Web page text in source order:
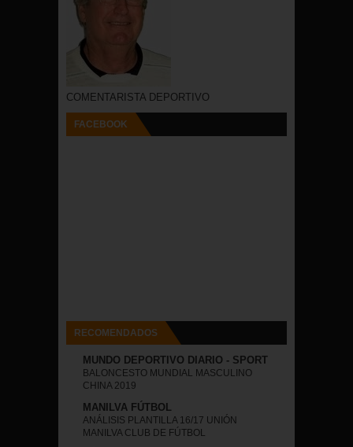
COMENTARISTA DEPORTIVO
FACEBOOK
RECOMENDADOS
MUNDO DEPORTIVO DIARIO - SPORT
BALONCESTO MUNDIAL MASCULINO
CHINA 2019
MANILVA FÚTBOL
ANÁLISIS PLANTILLA 16/17 UNIÓN
MANILVA CLUB DE FÚTBOL